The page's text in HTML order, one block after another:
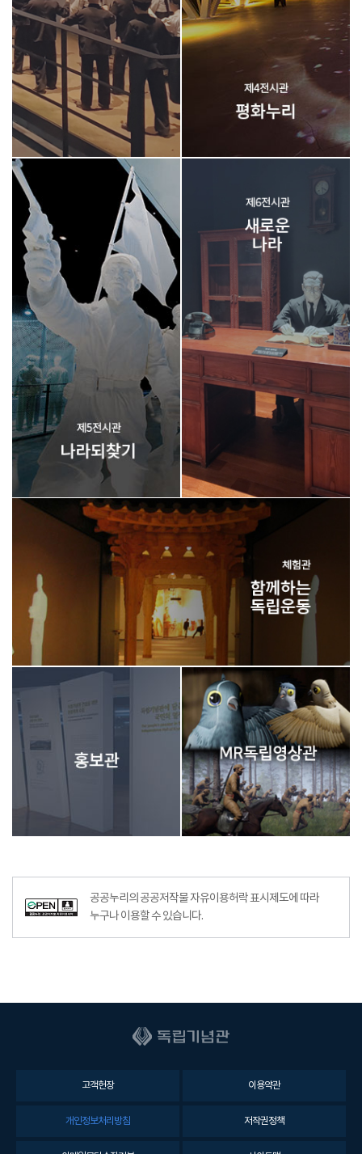
공공누리의 공공저작물 자유이용허락 표시제도에 따라
누구나 이용할 수 있습니다.
고객헌장 이용약관
개인정보처리방침 저작권정책